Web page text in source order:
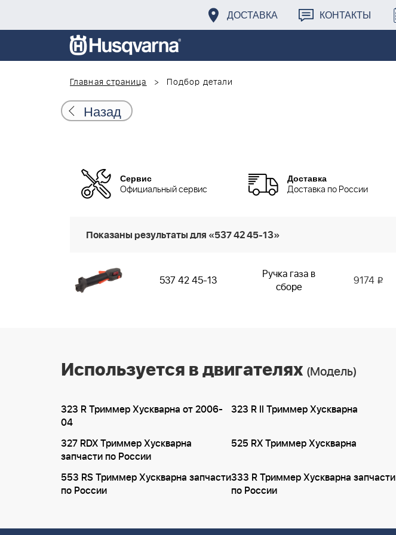
ДОСТАВКА КОНТАКТЫ
Главная страница
Подбор детали
Назад
Сервис
Официальный сервис
Доставка
Доставка по России
Показаны результаты для «537 42 45-13»
537 42 45-13
Ручка газа в
сборе
9174 i
Используется в двигателях (Модель)
323 R Триммер Хускварна от 2006-
04
323 R II Триммер Хускварна
327 RDX Триммер Хускварна
запчасти по России
525 RX Триммер Хускварна
553 RS Триммер Хускварна запчасти
по России
333 R Триммер Хускварна запчасти
по России